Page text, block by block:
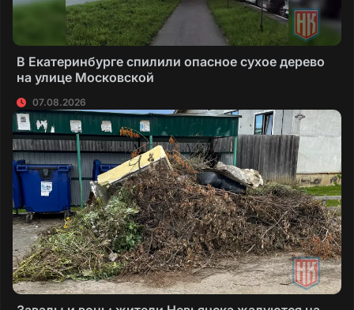
В Екатеринбурге спилили опасное сухое дерево
на улице Московской
07.08.2026